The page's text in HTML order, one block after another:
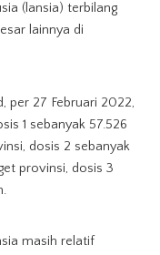
(lansia) terbilang
lainnya di
per 27 Februari 2022,
1 sebanyak 57.526
dosis 2 sebanyak
provinsi, dosis 3
masih relatif